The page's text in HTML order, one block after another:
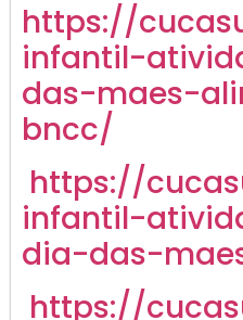
https://
infantil-
das-maes-
bncc/
https://
infantil-
dia-das-
https://